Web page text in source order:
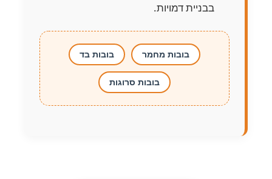
בבניית דמויות.
בובות מחמר בובות בד
בובות סרוגות